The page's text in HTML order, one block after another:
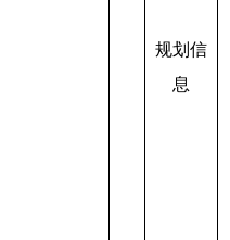
规划信
息